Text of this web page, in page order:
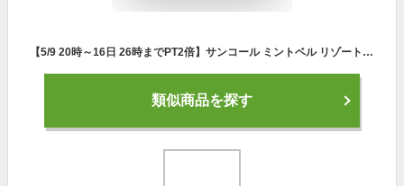
【5/9 20時～16日 26時までPT2倍】サンコール ミントベル リゾートイエロー シャンプー 275ml ヘアシャンプー ミントシャンプー クールシャンプー 涼感 冷感 ひんやり 保湿 ツボクサ うるおい cica 頭皮 臭い 女性 クール メントール メンズ サロン専売品 美容院 美容室専売
類似商品を探す